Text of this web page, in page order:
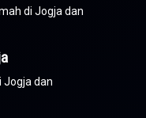
di Jogja dan
Jogja dan